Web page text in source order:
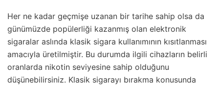
Her ne kadar geçmişe uzanan bir tarihe sahip olsa da
günümüzde popülerliği kazanmış olan elektronik
sigaralar aslında klasik sigara kullanımının kısıtlanması
amacıyla üretilmiştir. Bu durumda ilgili cihazların belirli
oranlarda nikotin seviyesine sahip olduğunu
düşünebilirsiniz. Klasik sigarayı bırakma konusunda